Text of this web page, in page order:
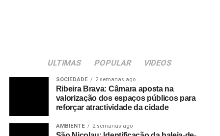
com produção da Harmonia. A composição reúne
contributos de Denise Almeida, José Luís Barros (Zito),
Mark Delman, Valdo Pereira e Vândrea Monteiro.
O videoclipe foi produzido pela Resolvi Studio, com
ULTIMAS POPULAR VIDEOS
SOCIEDADE 2 semanas ago
Ribeira Brava: Câmara aposta na
valorização dos espaços públicos para
reforçar atractividade da cidade
AMBIENTE 2 semanas ago